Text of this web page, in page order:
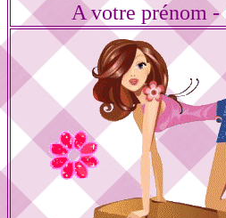
A votre prénom -